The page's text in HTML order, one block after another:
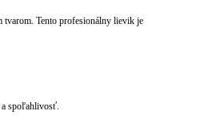
Tento profesionálny lievik je
a spoľahlivosť.